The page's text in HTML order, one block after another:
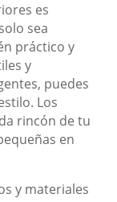
es
sea
práctico y
y
puedes
Los
rincón de tu
en
y materiales